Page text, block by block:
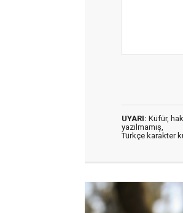
UYARI: Küfür,
yazılmamış,
Türkçe karakter